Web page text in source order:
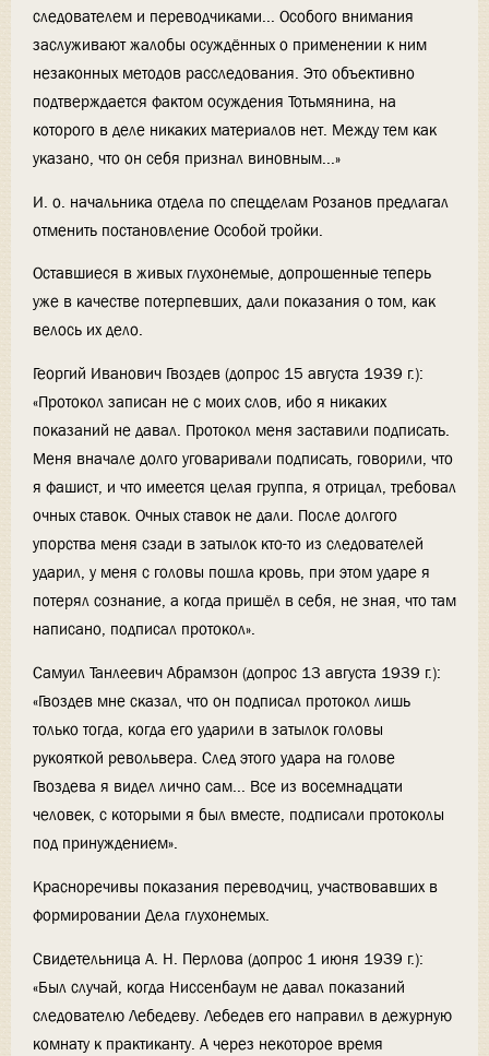
следователем и переводчиками... Особого внимания
заслуживают жалобы осуждённых о применении к ним
незаконных методов расследования. Это объективно
подтверждается фактом осуждения Тотьмянина, на
которого в деле никаких материалов нет. Между тем как
указано, что он себя признал виновным...»
И. о. начальника отдела по спецделам Розанов предлагал
отменить постановление Особой тройки.
Оставшиеся в живых глухонемые, допрошенные теперь
уже в качестве потерпевших, дали показания о том, как
велось их дело.
Георгий Иванович Гвоздев (допрос 15 августа 1939 г.):
«Протокол записан не с моих слов, ибо я никаких
показаний не давал. Протокол меня заставили подписать.
Меня вначале долго уговаривали подписать, говорили, что
я фашист, и что имеется целая группа, я отрицал, требовал
очных ставок. Очных ставок не дали. После долгого
упорства меня сзади в затылок кто-то из следователей
ударил, у меня с головы пошла кровь, при этом ударе я
потерял сознание, а когда пришёл в себя, не зная, что там
написано, подписал протокол».
Самуил Танлеевич Абрамзон (допрос 13 августа 1939 г.):
«Гвоздев мне сказал, что он подписал протокол лишь
только тогда, когда его ударили в затылок головы
рукояткой револьвера. След этого удара на голове
Гвоздева я видел лично сам... Все из восемнадцати
человек, с которыми я был вместе, подписали протоколы
под принуждением».
Красноречивы показания переводчиц, участвовавших в
формировании Дела глухонемых.
Свидетельница А. Н. Перлова (допрос 1 июня 1939 г.):
«Был случай, когда Ниссенбаум не давал показаний
следователю Лебедеву. Лебедев его направил в дежурную
комнату к практиканту. А через некоторое время